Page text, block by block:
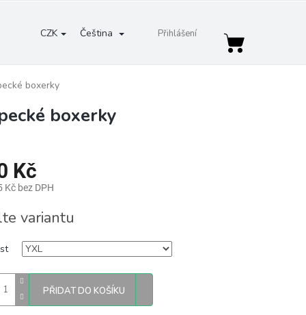
CZK Čeština Přihlášení
Nákupní
boxerky
boxerky
Kč
Kč bez DPH
variantu
PŘIDAT DO KOŠÍKU